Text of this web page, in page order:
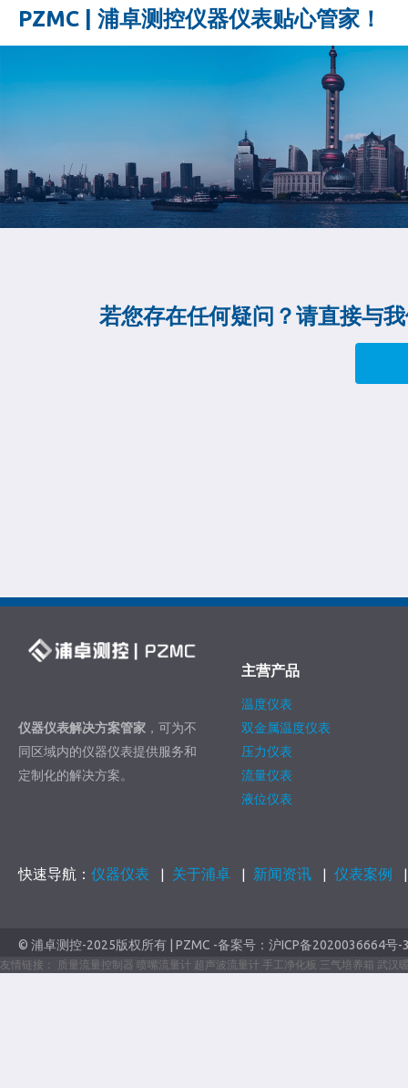
PZMC | 浦卓测控仪器仪表贴心管家！
若您存在任何疑问？请直接与
主营产品
仪器仪表解决方案管家 ，可为不
同区域内的仪器仪表提供服务和
定制化的解决方案。
温度仪表
双金属温度仪表
压力仪表
流量仪表
液位仪表
快速导航： 仪器仪表 | 关于浦卓 | 新闻资讯 | 仪表案例
© 浦卓测控-2025版权所有 | PZMC -备案号： 沪ICP备2020036664号-
友情链接： 质量流量控制器 喷嘴流量计 超声波流量计 手工净化板 三气培养箱 武汉